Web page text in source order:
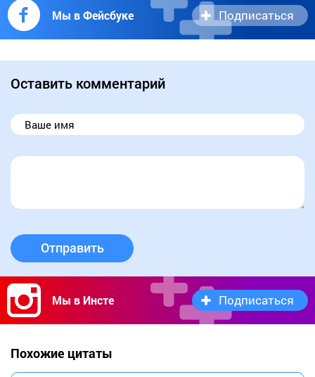
Мы в Фейсбуке Подписаться
Оставить комментарий
Отправить
Мы в Инсте Подписаться
Похожие цитаты